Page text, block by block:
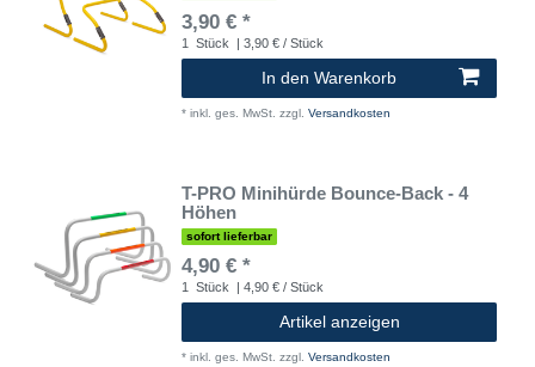
3,90 € *
1 Stück | 3,90 € / Stück
In den Warenkorb
* inkl. ges. MwSt. zzgl. Versandkosten
T-PRO Minihürde Bounce-Back - 4
Höhen
sofort lieferbar
4,90 € *
1 Stück | 4,90 € / Stück
Artikel anzeigen
* inkl. ges. MwSt. zzgl. Versandkosten